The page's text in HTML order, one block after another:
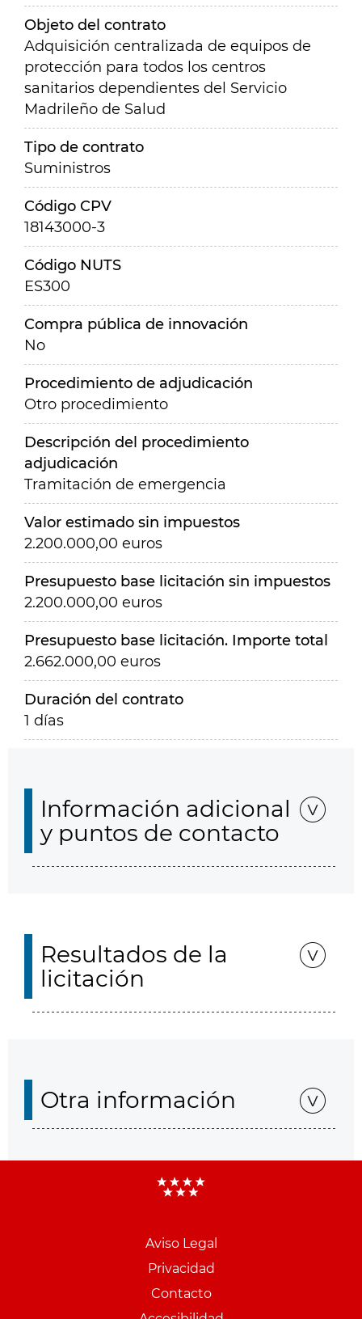
Objeto del contrato
Adquisición centralizada de equipos de
protección para todos los centros
sanitarios dependientes del Servicio
Madrileño de Salud
Tipo de contrato
Suministros
Código CPV
18143000-3
Código NUTS
ES300
Compra pública de innovación
No
Procedimiento de adjudicación
Otro procedimiento
Descripción del procedimiento
adjudicación
Tramitación de emergencia
Valor estimado sin impuestos
2.200.000,00 euros
Presupuesto base licitación sin impuestos
2.200.000,00 euros
Presupuesto base licitación. Importe total
2.662.000,00 euros
Duración del contrato
1 días
Información adicional
y puntos de contacto
Resultados de la
licitación
Otra información
Aviso Legal
Privacidad
Contacto